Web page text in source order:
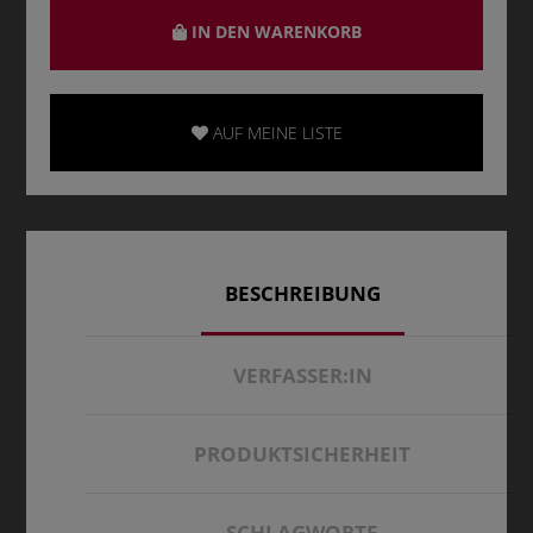
IN DEN WARENKORB
AUF MEINE LISTE
BESCHREIBUNG
VERFASSER:IN
PRODUKTSICHERHEIT